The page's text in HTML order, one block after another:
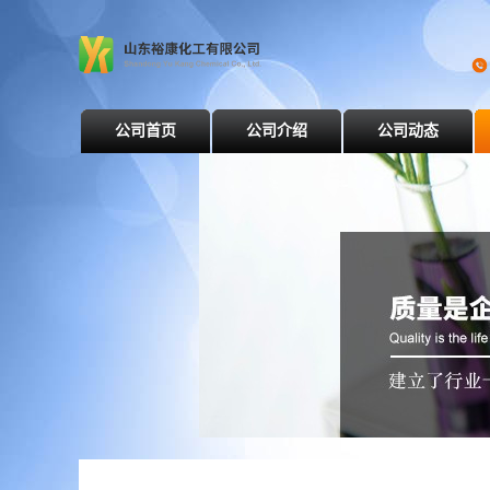
公司首页 公司介绍 公司动态